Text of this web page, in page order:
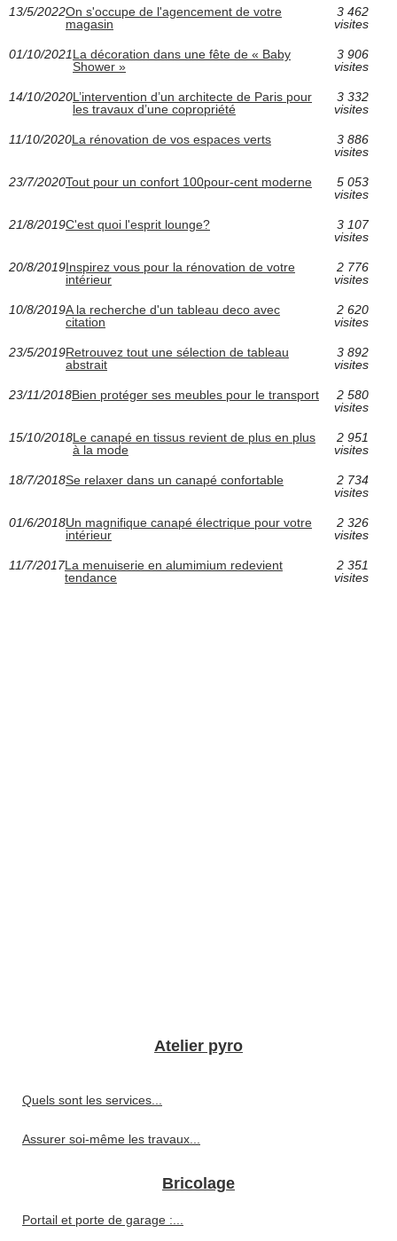
13/5/2022On s'occupe de l'agencement de votre
magasin
3 462
visites
01/10/2021La décoration dans une fête de « Baby
Shower »
3 906
visites
14/10/2020L’intervention d’un architecte de Paris pour
les travaux d’une copropriété
3 332
visites
11/10/2020La rénovation de vos espaces verts
3 886
visites
23/7/2020Tout pour un confort 100pour-cent moderne
5 053
visites
21/8/2019C'est quoi l'esprit lounge?
3 107
visites
20/8/2019Inspirez vous pour la rénovation de votre
intérieur
2 776
visites
10/8/2019A la recherche d'un tableau deco avec
citation
2 620
visites
23/5/2019Retrouvez tout une sélection de tableau
abstrait
3 892
visites
23/11/2018Bien protéger ses meubles pour le transport
2 580
visites
15/10/2018Le canapé en tissus revient de plus en plus
à la mode
2 951
visites
18/7/2018Se relaxer dans un canapé confortable
2 734
visites
01/6/2018Un magnifique canapé électrique pour votre
intérieur
2 326
visites
11/7/2017La menuiserie en alumimium redevient
tendance
2 351
visites
Atelier pyro
Quels sont les services...
Assurer soi-même les travaux...
Bricolage
Portail et porte de garage :...